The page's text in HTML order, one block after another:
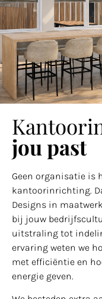
jou past
Geen organisatie is
kantoorinrichting.
Designs in
bij jouw
uitstraling tot
ervaring weten we
met efficiëntie en
energie geven.